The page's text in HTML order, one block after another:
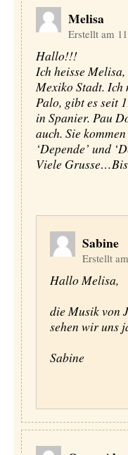
Melisa
Erstellt am
Hallo!!!
Ich heisse
Mexiko Stadt. Ich
Palo, gibt es seit
in Spanier. Pau
auch. Sie
‘Depende’ und
Viele
Sabine
Erstellt
Hallo Melisa,
die Musik von
sehen wir uns
Sabine